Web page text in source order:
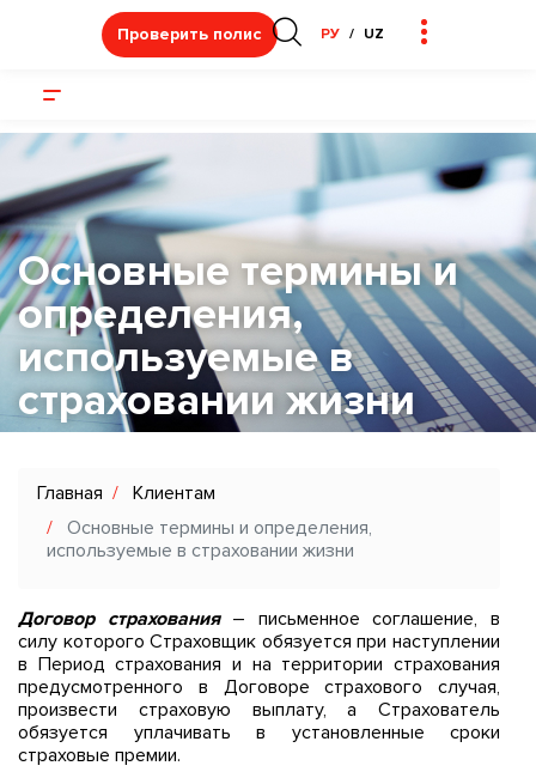
Проверить полис РУ UZ
Основные термины и
определения,
используемые в
страховании жизни
Главная
Клиентам
Основные термины и определения,
используемые в страховании жизни
Договор страхования– письменное соглашение, в
силу которого Страховщик обязуется при наступлении
в Период страхования и на территории страхования
предусмотренного в Договоре страхового случая,
произвести страховую выплату, а Страхователь
обязуется уплачивать в установленные сроки
страховые премии.